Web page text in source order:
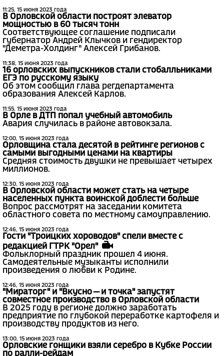
11:25, 15 июня 2023 года
В Орловской области построят элеватор
мощностью в 60 тысяч тонн
Соответствующее соглашение подписали
губернатор Андрей Клычков и гендиректор
"Деметра-Холдинг" Алексей Грибанов.
11:38, 15 июня 2023 года
16 орловских выпускников стали стобалльниками
ЕГЭ по русскому языку
Об этом сообщил глава регдепартамента
образования Алексей Карлов.
11:55, 15 июня 2023 года
В Орле в ДТП попал учебный автомобиль
Авария случилась в районе автовокзала.
12:00, 15 июня 2023 года
Орловщина стала десятой в рейтинге регионов с
самыми выгодными ценами на квартиры
Средняя стоимость двушки не превышает четырех
миллионов.
12:30, 15 июня 2023 года
В Орловской области может стать на четыре
населенных пункта воинской доблести больше
Вопрос рассмотрят на заседании комитета
областного совета по местному самоуправлению.
12:46, 15 июня 2023 года
Гости "Троицких хороводов" спели вместе с
редакцией ГТРК "Орел"
Фольклорный праздник прошел 4 июня.
Самодеятельные музыканты исполнили
произведения о любви к Родине.
12:46, 15 июня 2023 года
"Мираторг" и "Вкусно — и точка" запустят
совместное производство в Орловской области
В 2025 году в регионе должно заработать
предприятие по глубокой переработке картофеля и
производству продуктов из него.
13:00, 15 июня 2023 года
Орловские гонщики взяли серебро в Кубке России
по ралли-рейдам